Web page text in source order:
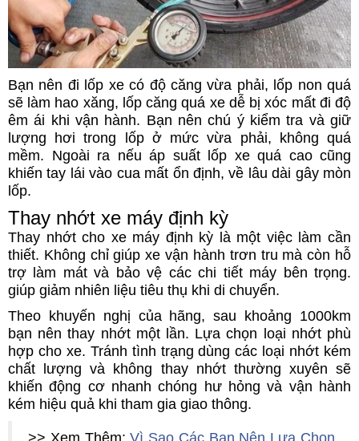
Bạn nên đi lốp xe có độ căng vừa phải, lốp non quá
sẽ làm hao xăng, lốp căng quá xe dễ bị xóc mất đi độ
êm ái khi vận hành. Bạn nên chú ý kiểm tra và giữ
lượng hơi trong lốp ở mức vừa phải, không quá
mềm. Ngoài ra nếu áp suất lốp xe quá cao cũng
khiến tay lái vào cua mất ổn định, về lâu dài gây mòn
lốp.
Thay nhớt xe máy định kỳ
Thay nhớt cho xe máy định kỳ là một việc làm cần
thiết. Không chỉ giúp xe vận hành trơn tru mà còn hỗ
trợ làm mát và bảo vệ các chi tiết máy bên trọng.
giúp giảm nhiên liệu tiêu thụ khi di chuyển.
Theo khuyến nghị của hãng, sau khoảng 1000km
bạn nên thay nhớt một lần. Lựa chọn loại nhớt phù
hợp cho xe. Tránh tình trạng dùng các loại nhớt kém
chất lượng và không thay nhớt thường xuyên sẽ
khiến động cơ nhanh chóng hư hỏng và vận hành
kém hiệu quả khi tham gia giao thông.